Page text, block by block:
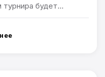
будет...